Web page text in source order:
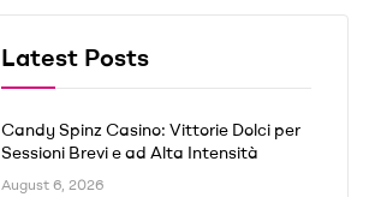
Latest Posts
Candy Spinz Casino: Vittorie Dolci per
Sessioni Brevi e ad Alta Intensità
August 6, 2026